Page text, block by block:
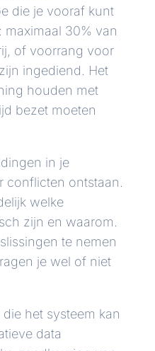
die je vooraf kunt
maximaal 30% van
of voorrang voor
ingediend. Het
houden met
bezet moeten
in je
conflicten ontstaan.
welke
zijn en waarom.
te nemen
je wel of niet
het systeem kan
data